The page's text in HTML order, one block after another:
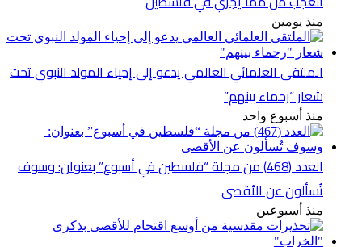
منذ يومين
الملتقى العلمائي العالمي يدعو إلى إحياء المولد النبوي تحت
شعار “رحماء بينهم”
منذ أسبوع واحد
العدد (468) من مجلة “فلسطين في أسبوع” بعنوان: وسوف
تُسألون عن الأقصى
منذ أسبوعين